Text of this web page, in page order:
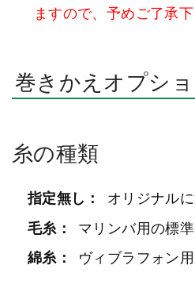
ますので、予めご了承下
巻きかえオプシ
糸の種類
指定無し：
オリジナル
毛糸：
マリンバ用の標準
綿糸：
ヴィブラフォン